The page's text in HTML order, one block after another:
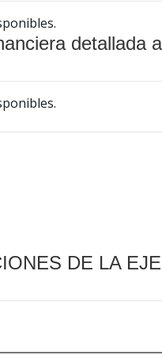
detallada
DE LA